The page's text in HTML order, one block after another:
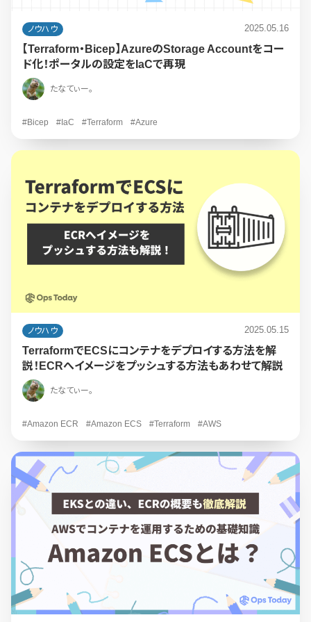
ノウハウ 2025.05.16
【Terraform・Bicep】AzureのStorage Accountをコー
ド化！ポータルの設定をIaCで再現
たなてぃー。
#Bicep #IaC #Terraform #Azure
ノウハウ 2025.05.15
TerraformでECSにコンテナをデプロイする方法を解
説！ECRへイメージをプッシュする方法もあわせて解説
たなてぃー。
#Amazon ECR #Amazon ECS #Terraform #AWS